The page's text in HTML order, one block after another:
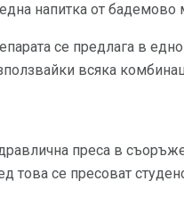
напитка от бадемово
се предлага в
всяка
преса в
това се пресоват